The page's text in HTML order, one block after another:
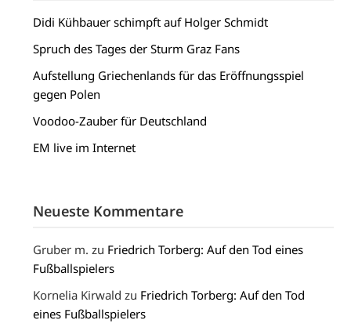
Didi Kühbauer schimpft auf Holger Schmidt
Spruch des Tages der Sturm Graz Fans
Aufstellung Griechenlands für das Eröffnungsspiel
gegen Polen
Voodoo-Zauber für Deutschland
EM live im Internet
Neueste Kommentare
Gruber m. zu Friedrich Torberg: Auf den Tod eines
Fußballspielers
Kornelia Kirwald zu Friedrich Torberg: Auf den Tod
eines Fußballspielers